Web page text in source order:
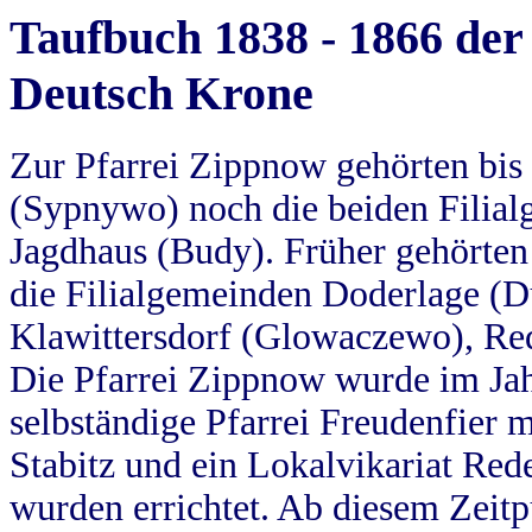
Taufbuch 1838 - 1866
Deutsch Krone
Zur Pfarrei Zippnow gehörten
(Sypnywo) noch die beiden
Jagdhaus (Budy). Früher
die Filialgemeinden Doderlage
Klawittersdorf (Glowaczewo),
Die Pfarrei Zippnow wurde im
selbständige Pfarrei Freudenfier
Stabitz und ein Lokalvikariat
wurden errichtet. Ab diesem